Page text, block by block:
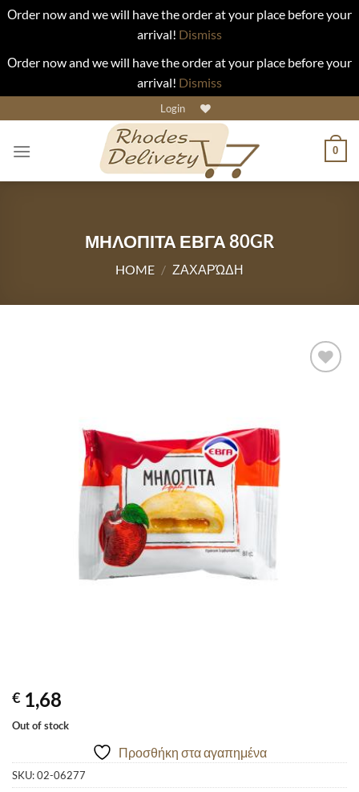
Οrder now and we will have the order at your place before your
arrival! Dismiss
Οrder now and we will have the order at your place before your
arrival! Dismiss
to
content
Login
0
ΜΗΛΟΠΙΤΑ ΕΒΓΑ 80GR
HOME / ΖΑΧΑΡΏΔΗ
€ 1,68
Out of stock
Προσθήκη στα αγαπημένα
SKU:02-06277